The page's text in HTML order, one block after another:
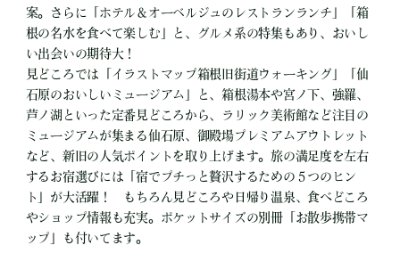
案。さらに「ホテル＆オーベルジュのレストランランチ」「箱
根の名水を食べて楽しむ」と、グルメ系の特集もあり、おいし
い出会いの期待大！
見どころでは「イラストマップ箱根旧街道ウォーキング」「仙
石原のおいしいミュージアム」と、箱根湯本や宮ノ下、強羅、
芦ノ湖といった定番見どころから、ラリック美術館など注目の
ミュージアムが集まる仙石原、御殿場プレミアムアウトレット
など、新旧の人気ポイントを取り上げます。旅の満足度を左右
するお宿選びには「宿でプチっと贅沢するための５つのヒン
ト」が大活躍！ もちろん見どころや日帰り温泉、食べどころ
やショップ情報も充実。ポケットサイズの別冊「お散歩携帯マ
ップ」も付いてます。